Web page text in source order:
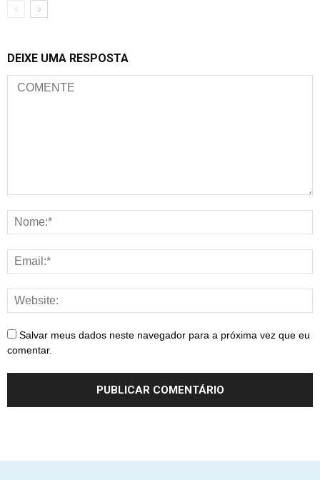
DEIXE UMA RESPOSTA
Salvar meus dados neste navegador para a próxima vez que eu
comentar.